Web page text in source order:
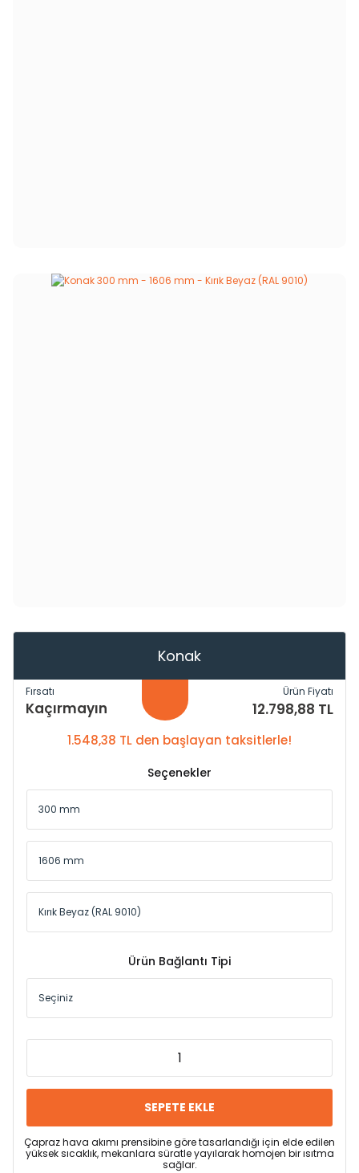
Konak
Fırsatı
Kaçırmayın
Ürün Fiyatı
12.798,88 TL
1.548,38 TL den başlayan taksitlerle!
Seçenekler
Ürün Bağlantı Tipi
SEPETE EKLE
Çapraz hava akımı prensibine göre tasarlandığı için elde edilen
yüksek sıcaklık, mekanlara süratle yayılarak homojen bir ısıtma
sağlar.